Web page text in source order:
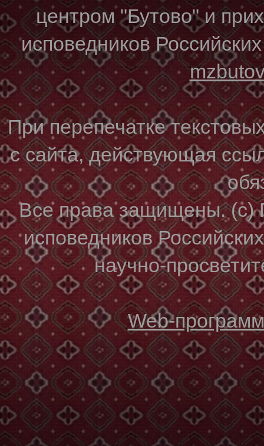
центром "Бутово" и
исповедников
При перепечатке
с сайта, действующая
Все права защищены. (с)
исповедников
научно-
Web-